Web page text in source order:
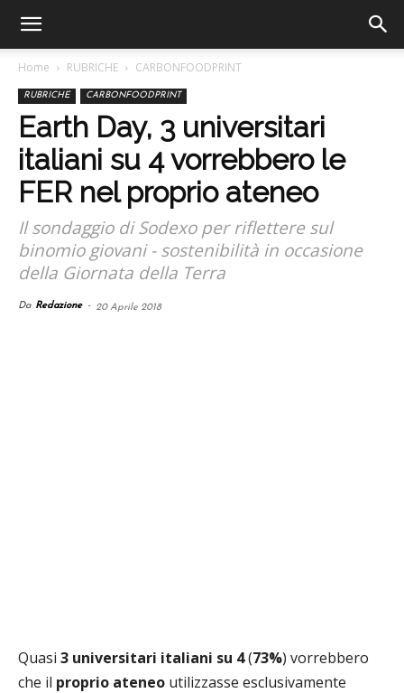
Home RUBRICHE CARBONFOODPRINT
RUBRICHE CARBONFOODPRINT
Earth Day, 3 universitari
italiani su 4 vorrebbero le
FER nel proprio ateneo
Il sondaggio di Sodexo per riflettere sul
binomio giovani - sostenibilità in occasione
della Giornata della Terra
Da Redazione - 20 Aprile 2018
Quasi 3 universitari italiani su 4(73%) vorrebbero
che il proprio ateneo utilizzasse esclusivamente